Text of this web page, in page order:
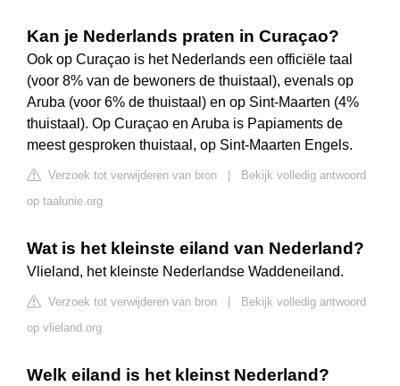
Kan je Nederlands praten in Curaçao?
Ook op Curaçao is het Nederlands een officiële taal
(voor 8% van de bewoners de thuistaal), evenals op
Aruba (voor 6% de thuistaal) en op Sint-Maarten (4%
thuistaal). Op Curaçao en Aruba is Papiaments de
meest gesproken thuistaal, op Sint-Maarten Engels.
Verzoek tot verwijderen van bron
Bekijk volledig antwoord
op taalunie.org
Wat is het kleinste eiland van Nederland?
Vlieland, het kleinste Nederlandse Waddeneiland.
Verzoek tot verwijderen van bron
Bekijk volledig antwoord
op vlieland.org
Welk eiland is het kleinst Nederland?